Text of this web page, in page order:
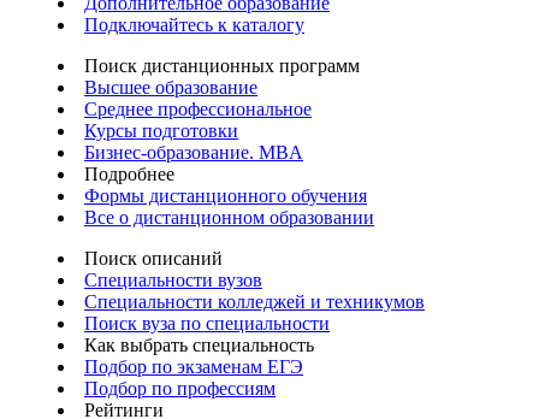
Подключайтесь к каталогу
Поиск дистанционных программ
Высшее образование
Среднее профессиональное
Курсы подготовки
Бизнес-образование. MBA
Подробнее
Формы дистанционного обучения
Все о дистанционном образовании
Поиск описаний
Специальности вузов
Специальности колледжей и техникумов
Поиск вуза по специальности
Как выбрать специальность
Подбор по экзаменам ЕГЭ
Подбор по профессиям
Рейтинги